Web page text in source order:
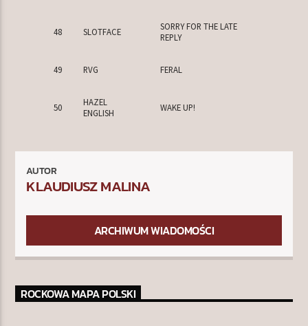
48 SLOTFACE
SORRY FOR THE LATE
REPLY
49 RVG FERAL
50
HAZEL
ENGLISH
WAKE UP!
AUTOR
KLAUDIUSZ MALINA
ARCHIWUM WIADOMOŚCI
ROCKOWA MAPA POLSKI